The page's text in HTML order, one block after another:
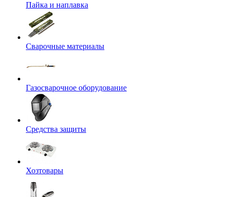
Пайка и наплавка
Сварочные материалы
Газосварочное оборудование
Средства защиты
Хозтовары